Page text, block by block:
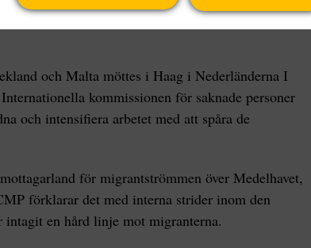
att öka ansträngningarna att försöka klarlägga
och Malta möttes i Haag i Nederländerna I
kommissionen för saknade personer
och intensifiera arbetet med att spåra de
för migrantströmmen över Medelhavet,
förklarar det med interna strider inom den
intagit en hård linje mot migranterna.